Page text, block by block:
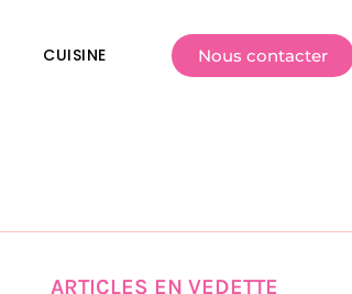
CUISINE Nous contacter
ARTICLES EN VEDETTE